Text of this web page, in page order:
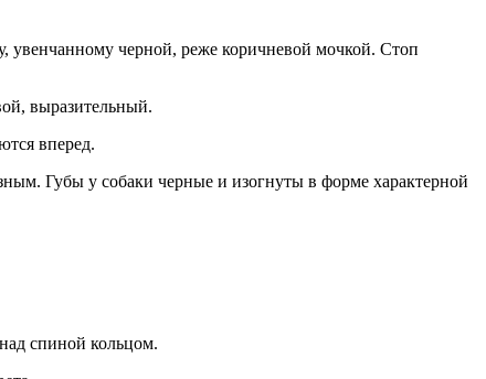
увенчанному черной, реже коричневой мочкой. Стоп
выразительный.
вперед.
Губы у собаки черные и изогнуты в форме характерной
спиной кольцом.